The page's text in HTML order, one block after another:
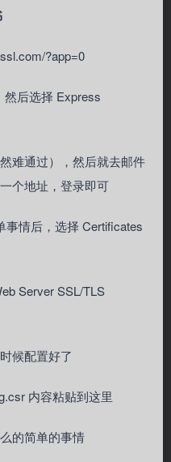
?app=0
然后选择 Express
难通过），然后就去邮件
个地址，登录即可
事情后，选择 Certificates
Server SSL/TLS
候配置好了
内容粘贴到这里
的简单的事情